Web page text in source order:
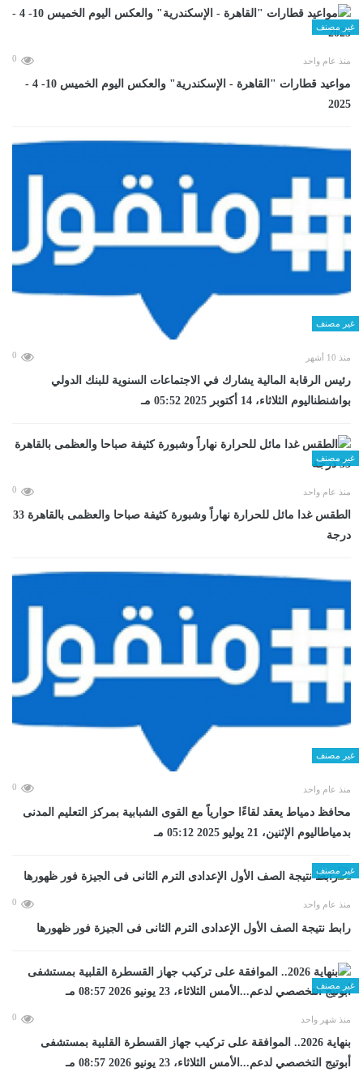
غير مصنف
منذ عام واحد 0
مواعيد قطارات "القاهرة - الإسكندرية" والعكس اليوم الخميس 10- 4 -
2025
غير مصنف
منذ 10 أشهر 0
رئيس الرقابة المالية يشارك في الاجتماعات السنوية للبنك الدولي
بواشنطناليوم الثلاثاء، 14 أكتوبر 2025 05:52 مـ
غير مصنف
منذ عام واحد 0
الطقس غدا مائل للحرارة نهاراً وشبورة كثيفة صباحا والعظمى بالقاهرة 33
درجة
غير مصنف
منذ عام واحد 0
محافظ دمياط يعقد لقاءًا حوارياً مع القوى الشبابية بمركز التعليم المدنى
بدمياطاليوم الإثنين، 21 يوليو 2025 05:12 مـ
غير مصنف
منذ عام واحد 0
رابط نتيجة الصف الأول الإعدادى الترم الثانى فى الجيزة فور ظهورها
غير مصنف
منذ شهر واحد 0
بنهاية 2026.. الموافقة على تركيب جهاز القسطرة القلبية بمستشفى
أبوتيج التخصصي لدعم...الأمس الثلاثاء، 23 يونيو 2026 08:57 مـ